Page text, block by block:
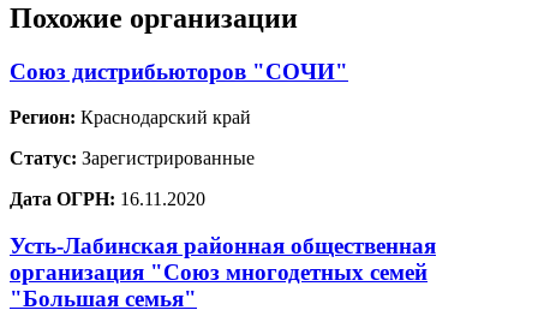
Похожие организации
Союз дистрибьюторов "СОЧИ"
Регион: Краснодарский край
Статус: Зарегистрированные
Дата ОГРН: 16.11.2020
Усть-Лабинская районная общественная
организация "Союз многодетных семей
"Большая семья"